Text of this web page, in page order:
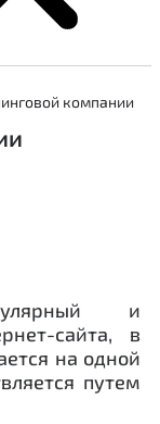
компании
и
сайта, в
на одной
путем